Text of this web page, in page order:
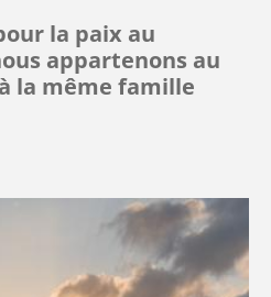
la paix au
appartenons au
la même famille